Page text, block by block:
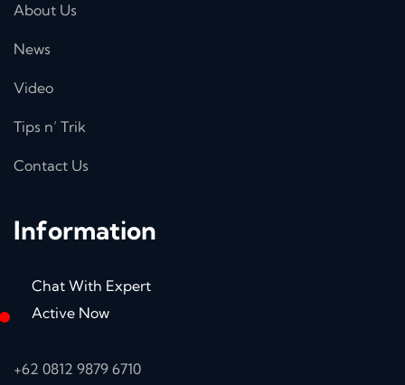
About Us
News
Video
Tips n’ Trik
Contact Us
Information
Chat With Expert
Active Now
+62 0812 9879 6710